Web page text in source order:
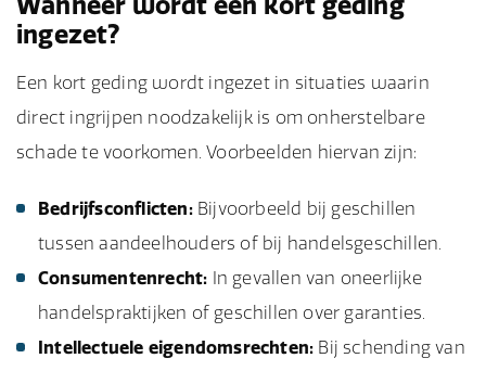
ingezet?
Een kort geding wordt ingezet in situaties waarin
direct ingrijpen noodzakelijk is om onherstelbare
schade te voorkomen. Voorbeelden hiervan zijn:
Bedrijfsconflicten:Bijvoorbeeld bij geschillen
tussen aandeelhouders of bij handelsgeschillen.
Consumentenrecht: In gevallen van oneerlijke
handelspraktijken of geschillen over garanties.
Intellectuele eigendomsrechten: Bij schending van